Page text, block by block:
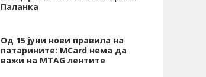
Паланка
Од 15 јуни нови правила на
патарините: MCard нема да
важи на MTAG лентите